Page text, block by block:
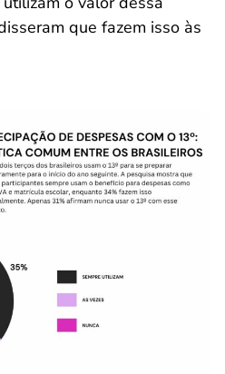
que fazem isso às